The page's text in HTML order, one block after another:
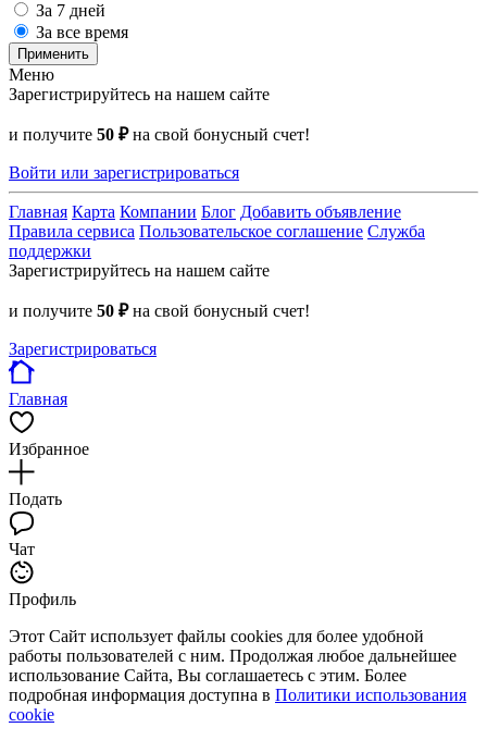
За 7 дней
За все время
Применить
Меню
Зарегистрируйтесь на нашем сайте
и получите 50 ₽на свой бонусный счет!
Войти или зарегистрироваться
Главная Карта Компании Блог Добавить объявление
Правила сервиса Пользовательское соглашение Служба
поддержки
Зарегистрируйтесь на нашем сайте
и получите 50 ₽на свой бонусный счет!
Зарегистрироваться
Главная
Избранное
Подать
Чат
Профиль
Этот Сайт использует файлы cookies для более удобной
работы пользователей с ним. Продолжая любое дальнейшее
использование Сайта, Вы соглашаетесь с этим. Более
подробная информация доступна в Политики использования
cookie